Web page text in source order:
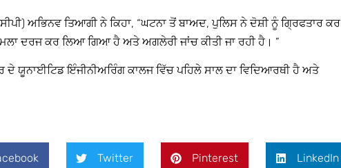
ਅਭਿਨਵ ਤਿਆਗੀ ਨੇ ਕਿਹਾ, “ਘਟਨਾ ਤੋਂ ਬਾਅਦ, ਪੁਲਿਸ ਨੇ ਦੋਸ਼ੀ ਨੂੰ ਗ੍ਰਿਫਤਾਰ ਕਰ
ਦਰਜ ਕਰ ਲਿਆ ਗਿਆ ਹੈ ਅਤੇ ਅਗਲੇਰੀ ਜਾਂਚ ਕੀਤੀ ਜਾ ਰਹੀ ਹੈ। ”
ਦੇ ਯੂਨਾਈਟਿਡ ਇੰਜੀਨੀਅਰਿੰਗ ਕਾਲਜ ਵਿੱਚ ਪਹਿਲੇ ਸਾਲ ਦਾ ਵਿਦਿਆਰਥੀ ਹੈ ਅਤੇ
Twitter Pinterest LinkedIn